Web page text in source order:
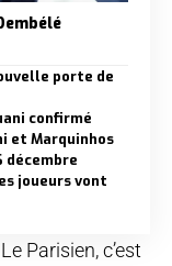
porte de
confirmé
et Marquinhos
décembre
joueurs vont
Parisien, c’est